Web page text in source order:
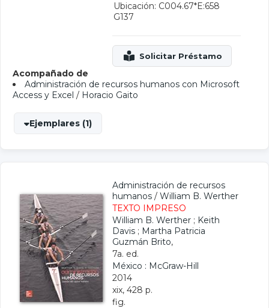
Ubicación: C004.67*E:658
G137
Acompañado de
Administración de recursos humanos con Microsoft
Access y Excel / Horacio Gaito
Ejemplares (1)
Administración de recursos
humanos / William B. Werther
TEXTO IMPRESO
William B. Werther ; Keith
Davis ; Martha Patricia
Guzmán Brito,
7a. ed.
México : McGraw-Hill
2014
xix, 428 p.
fig.